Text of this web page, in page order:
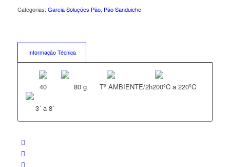
Categorias: Garcia Soluções Pão, Pão Sanduiche
Informação Técnica
40 80 g Tº AMBIENTE/2h200ºC a 220ºC
3´ a 8´